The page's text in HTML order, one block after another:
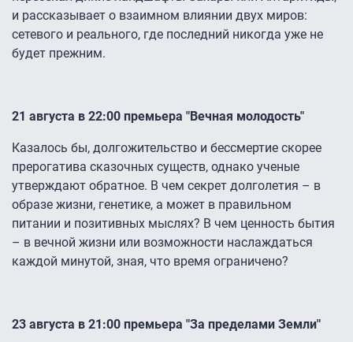
и рассказывает о взаимном влиянии двух миров:
сетевого и реального, где последний никогда уже не
будет прежним.
21 августа в 22:00 премьера "Вечная молодость"
Казалось бы, долгожительство и бессмертие скорее
прерогатива сказочных существ, однако ученые
утверждают обратное. В чем секрет долголетия – в
образе жизни, генетике, а может в правильном
питании и позитивных мыслях? В чем ценность бытия
– в вечной жизни или возможности наслаждаться
каждой минутой, зная, что время ограничено?
23 августа в 21:00 премьера "За пределами Земли"